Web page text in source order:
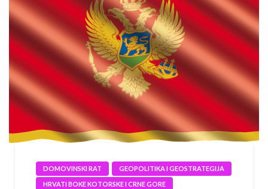
DOMOVINSKI RAT
GEOPOLITIKA I GEOSTRATEGIJA
HRVATI BOKE KOTORSKE I CRNE GORE